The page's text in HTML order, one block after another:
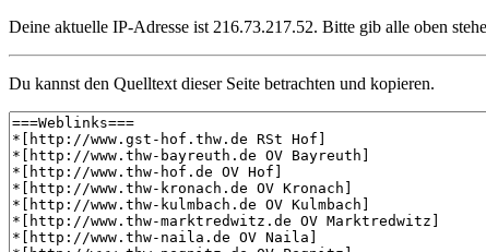
Deine aktuelle IP-Adresse ist 216.73.217.52. Bitte gib alle oben
Du kannst den Quelltext dieser Seite betrachten und kopieren.